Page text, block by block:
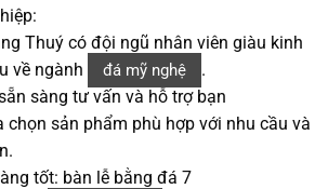
Thuý có đội ngũ nhân viên giàu kinh
về ngành
đá mỹ nghệ
.
sàng tư vấn và hỗ trợ bạn
chọn sản phẩm phù hợp với nhu cầu và
tốt: bàn lễ bằng đá 7